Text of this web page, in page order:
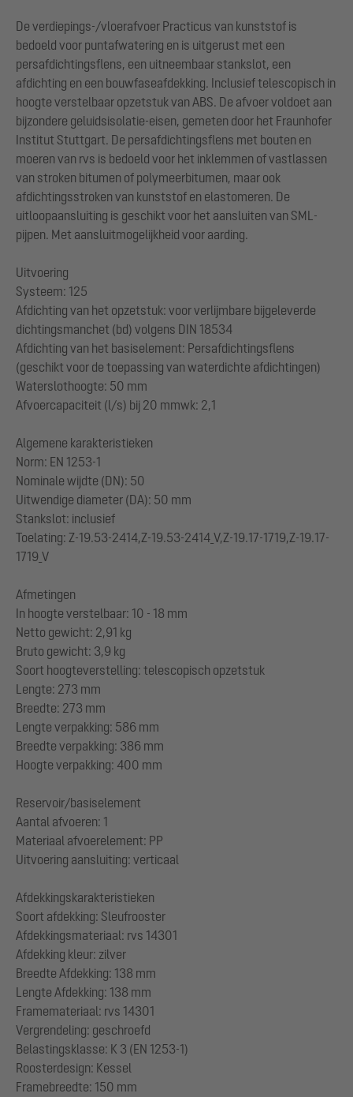
De verdiepings-/vloerafvoer Practicus van kunststof is
bedoeld voor puntafwatering en is uitgerust met een
persafdichtingsflens, een uitneembaar stankslot, een
afdichting en een bouwfaseafdekking. Inclusief telescopisch in
hoogte verstelbaar opzetstuk van ABS. De afvoer voldoet aan
bijzondere geluidsisolatie-eisen, gemeten door het Fraunhofer
Institut Stuttgart. De persafdichtingsflens met bouten en
moeren van rvs is bedoeld voor het inklemmen of vastlassen
van stroken bitumen of polymeerbitumen, maar ook
afdichtingsstroken van kunststof en elastomeren. De
uitloopaansluiting is geschikt voor het aansluiten van SML-
pijpen. Met aansluitmogelijkheid voor aarding.
Uitvoering
Systeem: 125
Afdichting van het opzetstuk: voor verlijmbare bijgeleverde
dichtingsmanchet (bd) volgens DIN 18534
Afdichting van het basiselement: Persafdichtingsflens
(geschikt voor de toepassing van waterdichte afdichtingen)
Waterslothoogte: 50 mm
Afvoercapaciteit (l/s) bij 20 mmwk: 2,1
Algemene karakteristieken
Norm: EN 1253-1
Nominale wijdte (DN): 50
Uitwendige diameter (DA): 50 mm
Stankslot: inclusief
Toelating: Z-19.53-2414,Z-19.53-2414_V,Z-19.17-1719,Z-19.17-
1719_V
Afmetingen
In hoogte verstelbaar: 10 - 18 mm
Netto gewicht: 2,91 kg
Bruto gewicht: 3,9 kg
Soort hoogteverstelling: telescopisch opzetstuk
Lengte: 273 mm
Breedte: 273 mm
Lengte verpakking: 586 mm
Breedte verpakking: 386 mm
Hoogte verpakking: 400 mm
Reservoir/basiselement
Aantal afvoeren: 1
Materiaal afvoerelement: PP
Uitvoering aansluiting: verticaal
Afdekkingskarakteristieken
Soort afdekking: Sleufrooster
Afdekkingsmateriaal: rvs 14301
Afdekking kleur: zilver
Breedte Afdekking: 138 mm
Lengte Afdekking: 138 mm
Framemateriaal: rvs 14301
Vergrendeling: geschroefd
Belastingsklasse: K 3 (EN 1253-1)
Roosterdesign: Kessel
Framebreedte: 150 mm